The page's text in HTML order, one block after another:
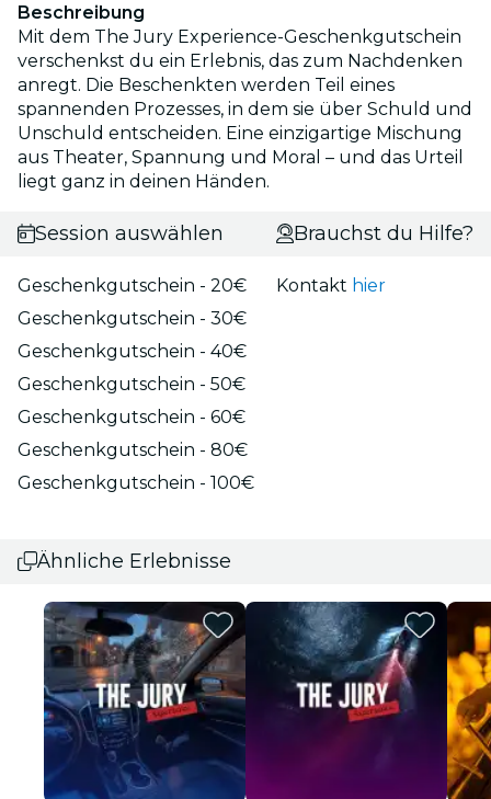
Beschreibung
Mit dem The Jury Experience-Geschenkgutschein
verschenkst du ein Erlebnis, das zum Nachdenken
anregt. Die Beschenkten werden Teil eines
spannenden Prozesses, in dem sie über Schuld und
Unschuld entscheiden. Eine einzigartige Mischung
aus Theater, Spannung und Moral – und das Urteil
liegt ganz in deinen Händen.
Session auswählen
Geschenkgutschein - 20€
Geschenkgutschein - 30€
Geschenkgutschein - 40€
Geschenkgutschein - 50€
Geschenkgutschein - 60€
Geschenkgutschein - 80€
Geschenkgutschein - 100€
Brauchst du Hilfe?
Kontakt hier
Ähnliche Erlebnisse